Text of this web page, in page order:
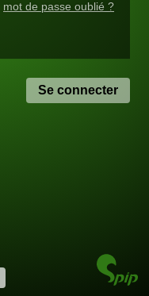
mot de passe oublié ?